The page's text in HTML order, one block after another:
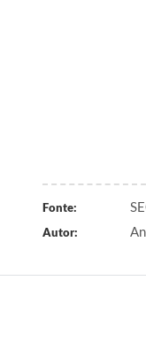
Fonte:
Autor: